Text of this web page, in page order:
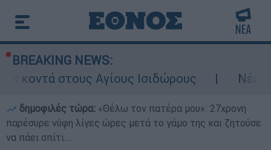
BREAKING NEWS:
στους Αγίους Ισιδώρους
Νέα
δημοφιλές τώρα: «Θέλω τον πατέρα μου»: 27χρονη
παρέσυρε νύφη λίγες ώρες μετά το γάμο της και ζητούσε
να πάει σπίτι...